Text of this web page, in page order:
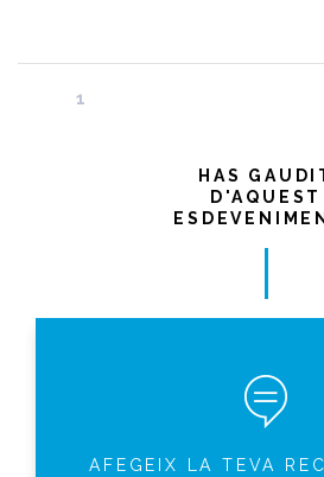
1
HAS
D'AQUEST
AFEGEIX LA TEVA